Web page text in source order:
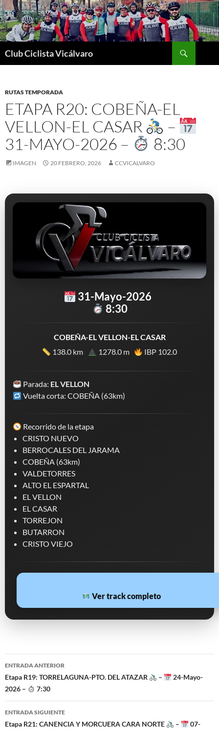
Saltar
al
contenido
Club Ciclista Vicálvaro
RUTAS TEMPORADA
ETAPA R20: COBEÑA-EL
VELLON-EL CASAR
–
31-MAYO-2026 –
8:30
IMAGEN 20 FEBRERO, 2026 CCVICALVARO
31-Mayo-2026
8:30
COBEÑA-EL VELLON-EL CASAR
138.0 km
1278.0 m IBP 102.0
Parada: EL VELLON
Vuelta corta: COBEÑA (63km)
Recorrido de la etapa
CRISTO NUEVO
BERROCALES DEL JARAMA
COBEÑA (63km)
VALDETORRES
ALTO EL ESPARTAL
EL VELLON
EL CASAR
TORREJON
BUTARRON
CRISTO VIEJO
Ver track completo
Navegación
de
entradas
ENTRADA ANTERIOR
Etapa R19: TORRELAGUNA-PTO. DEL ATAZAR –
24-Mayo-
2026 –
7:30
ENTRADA SIGUIENTE
Etapa R21: CANENCIA Y MORCUERA CARA NORTE –
07-